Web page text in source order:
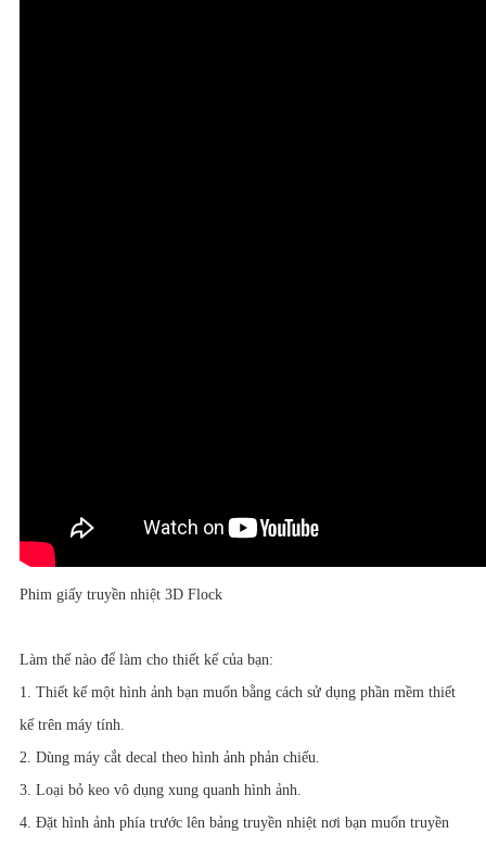
Phim giấy truyền nhiệt 3D Flock
Làm thế nào để làm cho thiết kế của bạn:
1. Thiết kế một hình ảnh bạn muốn bằng cách sử dụng phần mềm thiết
kế trên máy tính.
2. Dùng máy cắt decal theo hình ảnh phản chiếu.
3. Loại bỏ keo vô dụng xung quanh hình ảnh.
4. Đặt hình ảnh phía trước lên bảng truyền nhiệt nơi bạn muốn truyền